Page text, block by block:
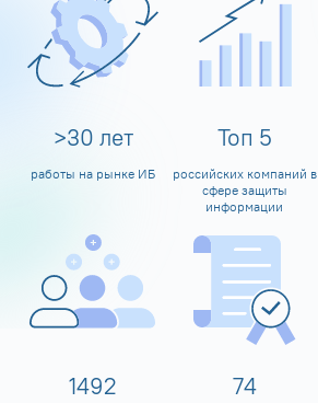
>30 лет
работы на рынке ИБ
Топ 5
российских компаний в
сфере защиты
информации
1599 80